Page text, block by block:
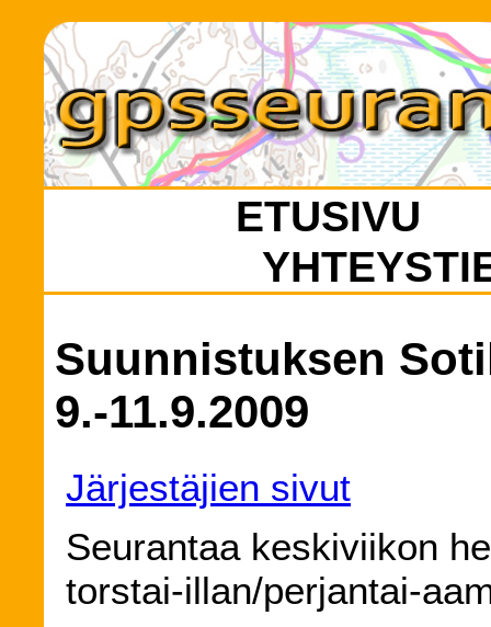
ETUSIVU
Suunnistuksen
9.-11.9.2009
Järjestäjien sivut
Seurantaa keskiviikon
torstai-illan/perjantai-